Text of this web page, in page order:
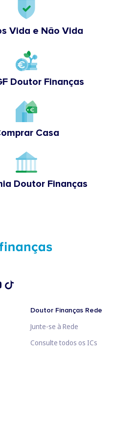
Vida e Não Vida
Doutor Finanças
Casa
Doutor Finanças
Doutor Finanças Rede
Junte-se à Rede
Consulte todos os ICs